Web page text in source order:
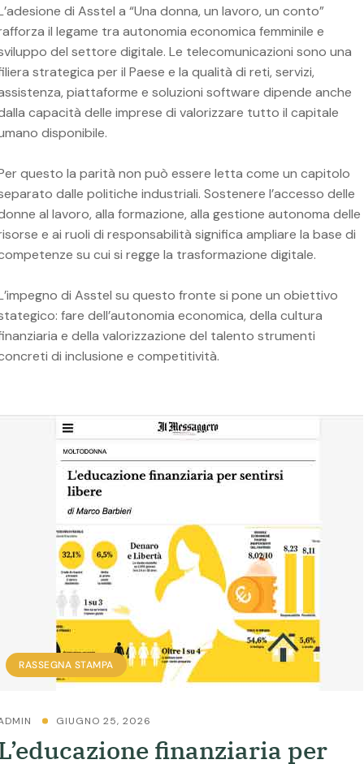
di Asstel a “Una donna, un lavoro, un conto”
il legame tra autonomia economica femminile e
del settore digitale. Le telecomunicazioni sono una
strategica per il Paese e la qualità di reti, servizi,
piattaforme e soluzioni software dipende anche
capacità delle imprese di valorizzare tutto il capitale
disponibile.
questo la parità non può essere letta come un capitolo
dalle politiche industriali. Sostenere l’accesso delle
al lavoro, alla formazione, alla gestione autonoma delle
e ai ruoli di responsabilità significa ampliare la base di
su cui si regge la trasformazione digitale.
di Asstel su questo fronte si pone un obiettivo
fare dell’autonomia economica, della cultura
e della valorizzazione del talento strumenti
di inclusione e competitività.
RASSEGNA STAMPA
GIUGNO 25, 2026
finanziaria per